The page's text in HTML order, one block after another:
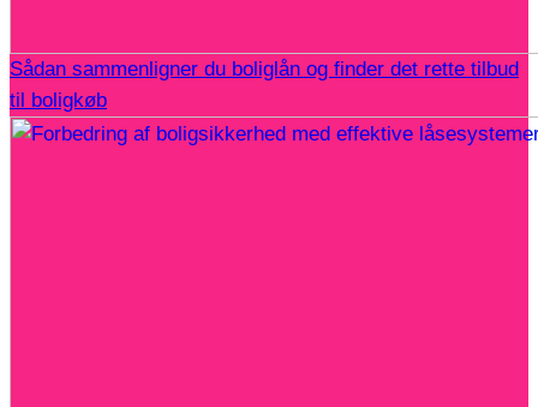
Sådan sammenligner du boliglån og finder det rette tilbud
til boligkøb